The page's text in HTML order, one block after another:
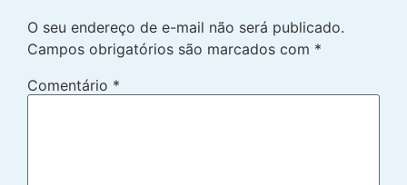
O seu endereço de e-mail não será publicado.
Campos obrigatórios são marcados com *
Comentário *